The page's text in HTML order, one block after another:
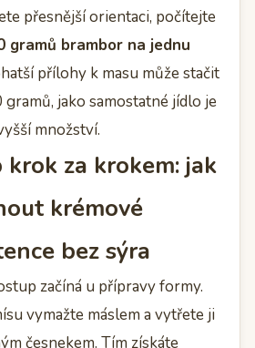
přesnější orientaci, počítejte
gramů brambor na jednu
přílohy k masu může stačit
gramů, jako samostatné jídlo je
množství.
krok za krokem: jak
krémové
bez sýra
začíná u přípravy formy.
vymažte máslem a vytřete ji
česnekem. Tím získáte